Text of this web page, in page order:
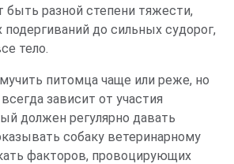
разной степени тяжести,
подергиваний до сильных судорог,
тело.
питомца чаще или реже, но
зависит от участия
должен регулярно давать
собаку ветеринарному
факторов, провоцирующих